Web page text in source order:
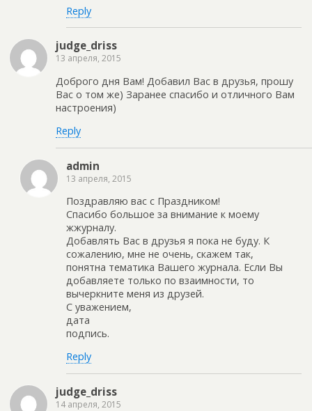
Reply
judge_driss
13 апреля, 2015
Доброго дня Вам! Добавил Вас в друзья, прошу
Вас о том же) Заранее спасибо и отличного Вам
настроения)
Reply
admin
13 апреля, 2015
Поздравляю вас с Праздником!
Спасибо большое за внимание к моему
жжурналу.
Добавлять Вас в друзья я пока не буду. К
сожалению, мне не очень, скажем так,
понятна тематика Вашего журнала. Если Вы
добавляете только по взаимности, то
вычеркните меня из друзей.
С уважением,
дата
подпись.
Reply
judge_driss
14 апреля, 2015